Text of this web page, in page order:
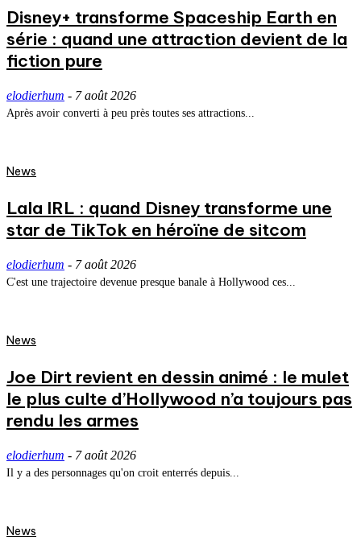
Disney+ transforme Spaceship Earth en
série : quand une attraction devient de la
fiction pure
elodierhum - 7 août 2026
Après avoir converti à peu près toutes ses attractions...
News
Lala IRL : quand Disney transforme une
star de TikTok en héroïne de sitcom
elodierhum - 7 août 2026
C'est une trajectoire devenue presque banale à Hollywood ces...
News
Joe Dirt revient en dessin animé : le mulet
le plus culte d’Hollywood n’a toujours pas
rendu les armes
elodierhum - 7 août 2026
Il y a des personnages qu'on croit enterrés depuis...
News